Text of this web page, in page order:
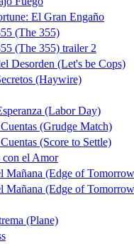
El Gran Engaño
(The 355)
(The 355) trailer 2
Desorden (Let's be Cops)
(Haywire)
(Labor Day)
(Grudge Match)
(Score to Settle)
el Amor
Mañana (Edge of
Mañana (Edge of
(Plane)